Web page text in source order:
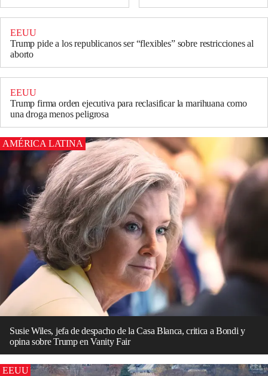
EEUU
Trump pide a los republicanos ser “flexibles” sobre restricciones al
aborto
EEUU
Trump firma orden ejecutiva para reclasificar la marihuana como
una droga menos peligrosa
AMÉRICA LATINA
Susie Wiles, jefa de despacho de la Casa Blanca, critica a Bondi y
opina sobre Trump en Vanity Fair
EEUU